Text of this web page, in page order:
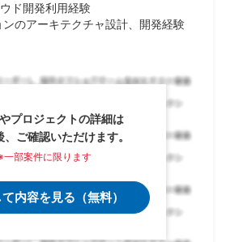
ド開発利用経験
ンのアーキテクチャ設計、開発経験
プロジェクトの詳細は
、ご確認いただけます。
一部案件に限ります
内容を見る（無料）